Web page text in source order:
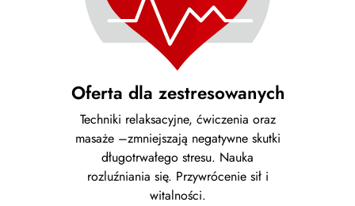
Oferta dla zestresowanych
Techniki relaksacyjne, ćwiczenia oraz
masaże –zmniejszają negatywne skutki
długotrwałego stresu. Nauka
rozluźniania się. Przywrócenie sił i
witalności.